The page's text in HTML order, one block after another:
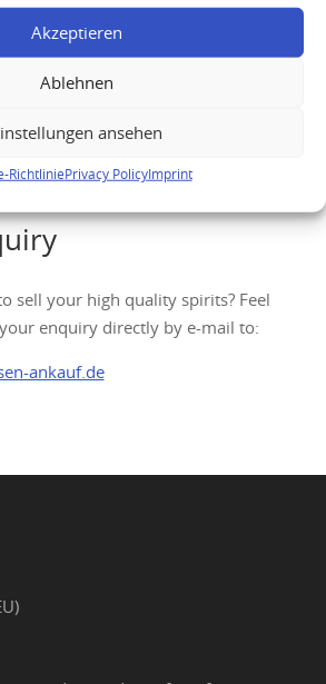
Akzeptieren
Ablehnen
ansehen
RichtliniePrivacy PolicyImprint
sell your high quality spirits? Feel
enquiry directly by e-mail to:
ankauf.de